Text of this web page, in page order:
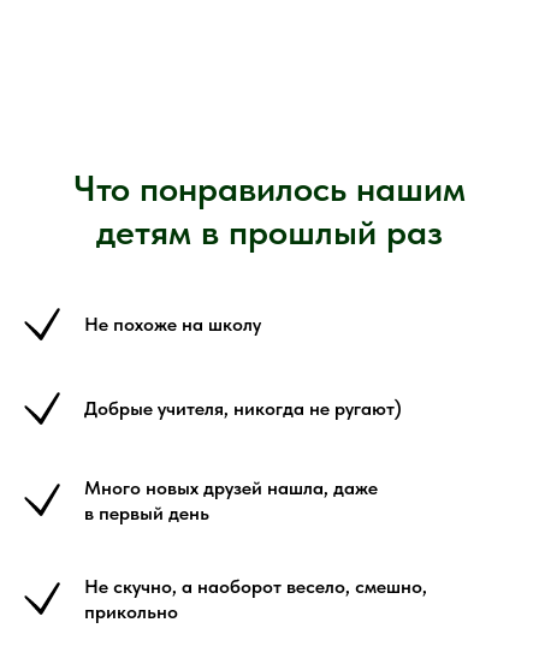
Что понравилось нашим
детям в прошлый раз
Не похоже на школу
Добрые учителя, никогда не ругают)
Много новых друзей нашла, даже
в первый день
Не скучно, а наоборот весело, смешно,
прикольно